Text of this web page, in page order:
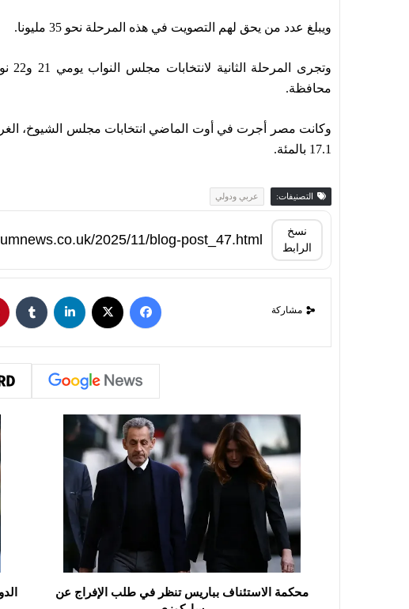
ويبلغ عدد من يحق لهم التصويت في هذه المرحلة نحو 35 مليونا.
محافظة.
وكانت مصر أجرت في أوت الماضي انتخابات مجلس الشيوخ،
17.1 بالمئة.
التصنيفات: عربي ودولي
نسخ
الرابط
مشاركة
محكمة الاستئناف بباريس تنظر في طلب الإفراج عن